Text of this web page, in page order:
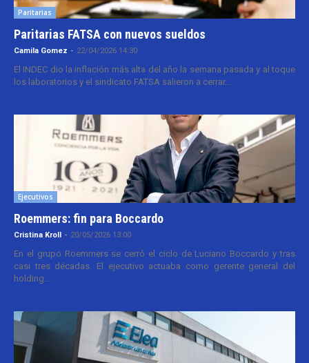
Paritarias
Paritarias FATSA con nuevos sueldos
Camila Gomez - 22/04/2026 14:30
El INDEC dio la inflación más alta del año la semana pasada y al toque
los laboratorios y el sindicato FATSA salieron a cerrar...
Ejecutivos
Roemmers: fin para Boccardo
Cristina Kroll - 20/05/2026 13:00
En el grupo Roemmers se cerró el ciclo de Luciano Boccardo y tras
casi tres décadas. El ejecutivo actuaba como gerente general del
holding...